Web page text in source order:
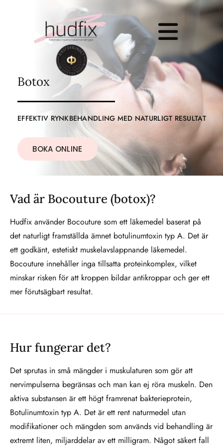
Botox
EFFEKTIV RYNKBEHANDLING MED NATURLIGT RESULTAT
BOKA ONLINE
Vad är Bocouture (botox)?
Hudfix använder Bocouture som ett läkemedel baserat på
det naturligt framställda ämnet botulinumtoxin typ A. Det är
ett godkänt, estetiskt muskelavslappnande läkemedel.
Bocouture innehåller inga tillsatta proteinkomplex, vilket
minskar risken för att kroppen bildar antikroppar och ger ett
mer förutsägbart resultat.
Hur fungerar det?
Det sprutas in små mängder i muskulaturen som gör att
nervimpulserna begränsas och man kan ej röra muskeln. Den
aktiva substansen är ett högt framrenat bakterieprotein,
Botulinumtoxin typ A. Det är ett rent naturmedel utan
modifikationer och mängden som används vid behandling är
extremt liten, miljarddelar av ett milligram. Något säkert fall